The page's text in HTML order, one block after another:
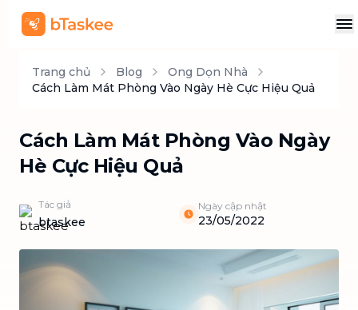
Trang chủ Blog
Ong Dọn Nhà
Cách Làm Mát Phòng Vào Ngày Hè Cực Hiệu Quả
Cách Làm Mát Phòng Vào Ngày
Hè Cực Hiệu Quả
Tác giả
btaskee
Ngày cập nhật
23/05/2022